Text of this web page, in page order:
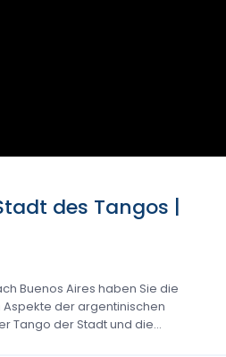
des Tangos |
Buenos Aires haben Sie die
der argentinischen
Tango der Stadt und die